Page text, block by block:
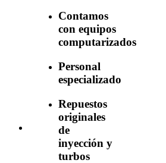
Contamos
con equipos
computarizados
Personal
especializado
Repuestos
originales
de
inyección y
turbos